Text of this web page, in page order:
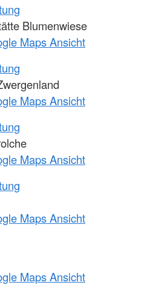
Blumenwiese
Maps Ansicht
Maps Ansicht
Maps Ansicht
Maps Ansicht
Maps Ansicht